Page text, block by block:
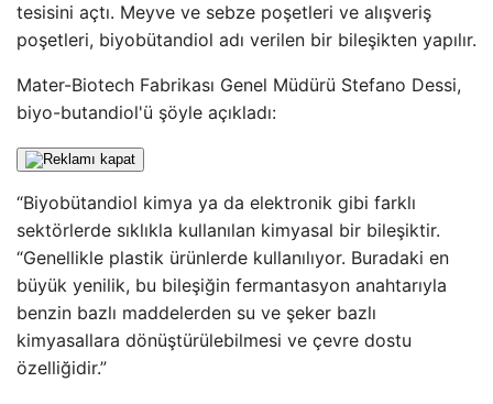
tesisini açtı. Meyve ve sebze poşetleri ve alışveriş
poşetleri, biyobütandiol adı verilen bir bileşikten yapılır.
Mater-Biotech Fabrikası Genel Müdürü Stefano Dessi,
biyo-butandiol'ü şöyle açıkladı:
“Biyobütandiol kimya ya da elektronik gibi farklı
sektörlerde sıklıkla kullanılan kimyasal bir bileşiktir.
“Genellikle plastik ürünlerde kullanılıyor. Buradaki en
büyük yenilik, bu bileşiğin fermantasyon anahtarıyla
benzin bazlı maddelerden su ve şeker bazlı
kimyasallara dönüştürülebilmesi ve çevre dostu
özelliğidir.”